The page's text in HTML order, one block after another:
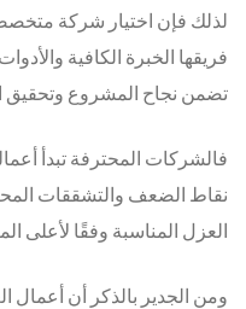
لذلك فإن اختيار شركة
فريقها الخبرة الكافية
تضمن نجاح المشروع وتحقيق
فالشركات المحترفة تبدأ
نقاط الضعف والتشققات
العزل المناسبة وفقًا لأعلى
ومن الجدير بالذكر أن